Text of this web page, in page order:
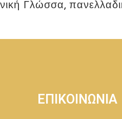
Γλώσσα,
ΕΠΙΚΟΙΝΩΝΙΑ